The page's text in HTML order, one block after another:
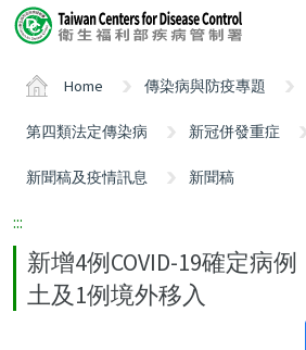
Center
block
Home 傳染病與防疫專題
第四類法定傳染病 新冠併發重症
新聞稿及疫情訊息 新聞稿
:::
新增4例COVID-19確定病
土及1例境外移入